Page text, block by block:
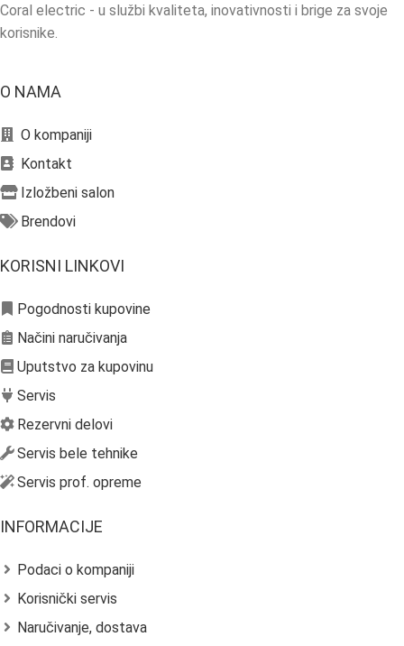
Coral electric - u službi kvaliteta, inovativnosti i brige za svoje
korisnike.
O NAMA
O kompaniji
Kontakt
Izložbeni salon
Brendovi
KORISNI LINKOVI
Pogodnosti kupovine
Načini naručivanja
Uputstvo za kupovinu
Servis
Rezervni delovi
Servis bele tehnike
Servis prof. opreme
INFORMACIJE
Podaci o kompaniji
Korisnički servis
Naručivanje, dostava